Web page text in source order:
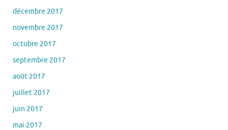
décembre 2017
novembre 2017
octobre 2017
septembre 2017
août 2017
juillet 2017
juin 2017
mai 2017